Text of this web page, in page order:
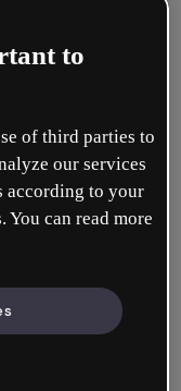
to
of third parties to
our services
according to your
You can read more